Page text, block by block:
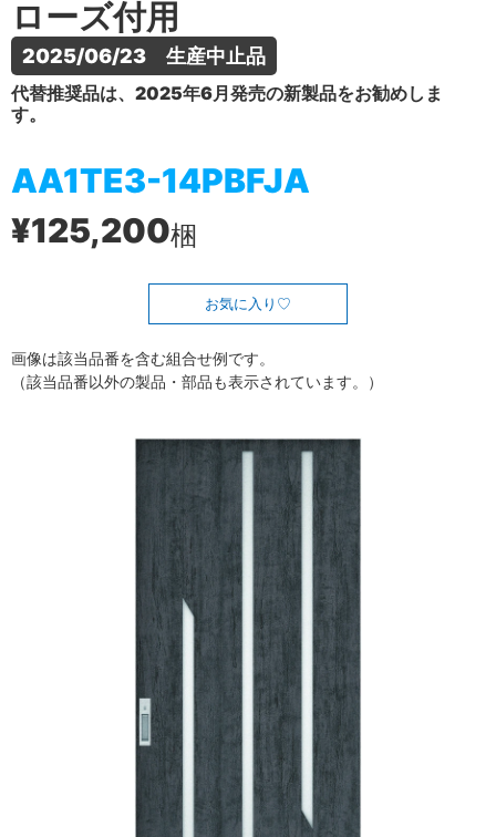
ローズ付用
2025/06/23　生産中止品
代替推奨品は、2025年6月発売の新製品をお勧めしま
す。
AA1TE3-14PBFJA
¥125,200梱
お気に入り
画像は該当品番を含む組合せ例です。
（該当品番以外の製品・部品も表示されています。）